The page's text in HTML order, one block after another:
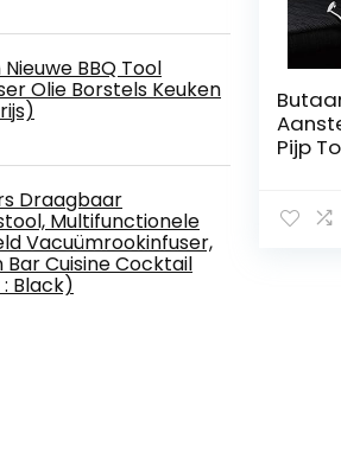
BBQ Tool
Olie Borstels Keuken
Draagbaar
Multifunctionele
Vacuümrookinfuser,
Bar Cuisine Cocktail
Black)
Pijp